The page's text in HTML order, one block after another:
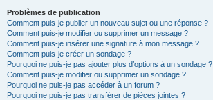
Problèmes de publication
Comment puis-je publier un nouveau sujet ou une réponse ?
Comment puis-je modifier ou supprimer un message ?
Comment puis-je insérer une signature à mon message ?
Comment puis-je créer un sondage ?
Pourquoi ne puis-je pas ajouter plus d’options à un sondage ?
Comment puis-je modifier ou supprimer un sondage ?
Pourquoi ne puis-je pas accéder à un forum ?
Pourquoi ne puis-je pas transférer de pièces jointes ?